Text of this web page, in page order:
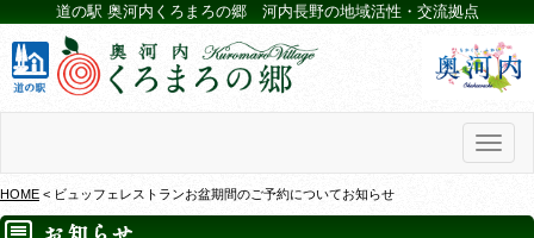
道の駅 奥河内くろまろの郷 河内長野の地域活性・交流拠点
HOME < ビュッフェレストランお盆期間のご予約についてお知らせ